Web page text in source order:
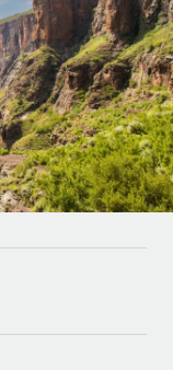
Abläufe
Team
Teams zu
in deine